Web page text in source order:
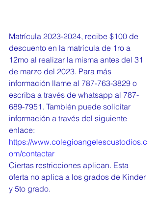
Matrícula 2023-2024, recibe $100 de
descuento en la matrícula de 1ro a
12mo al realizar la misma antes del 31
de marzo del 2023. Para más
información llame al 787-763-3829 o
escriba a través de whatsapp al 787-
689-7951. También puede solicitar
información a través del siguiente
enlace:
https://www.colegioangelescustodios.c
om/contactar
Ciertas restricciones aplican. Esta
oferta no aplica a los grados de Kinder
y 5to grado.